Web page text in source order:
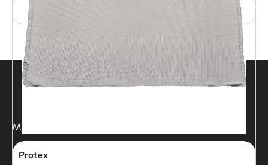
Protex
Mewa Slovensko